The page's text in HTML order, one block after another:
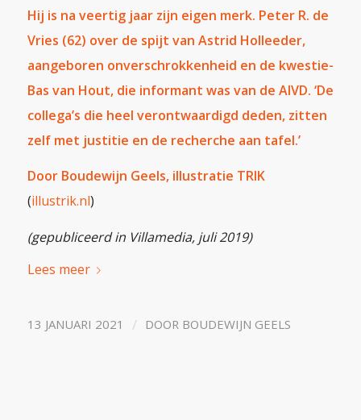
Hij is na veertig jaar zijn eigen merk. Peter R. de
Vries (62) over de spijt van Astrid Holleeder,
aangeboren onverschrokkenheid en de kwestie-
Bas van Hout, die informant was van de AIVD. ‘De
collega’s die heel verontwaardigd deden, zitten
zelf met justitie en de recherche aan tafel.’
Door Boudewijn Geels, illustratie TRIK
(illustrik.nl)
(gepubliceerd in Villamedia, juli 2019)
Lees meer
13 JANUARI 2021 / DOOR BOUDEWIJN GEELS